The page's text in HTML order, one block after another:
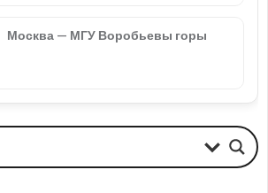
Москва — МГУ Воробьевы горы